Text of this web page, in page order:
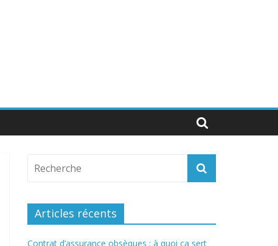
Articles récents
Contrat d’assurance obsèques : à quoi ça sert